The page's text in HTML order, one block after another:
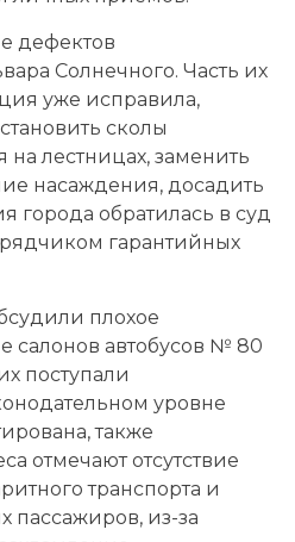
дефектов
Солнечного. Часть их
уже исправила,
сколы
на лестницах, заменить
насаждения, досадить
города обратилась в суд
гарантийных
плохое
салонов автобусов № 80
поступали
уровне
также
отмечают отсутствие
транспорта и
пассажиров, из-за